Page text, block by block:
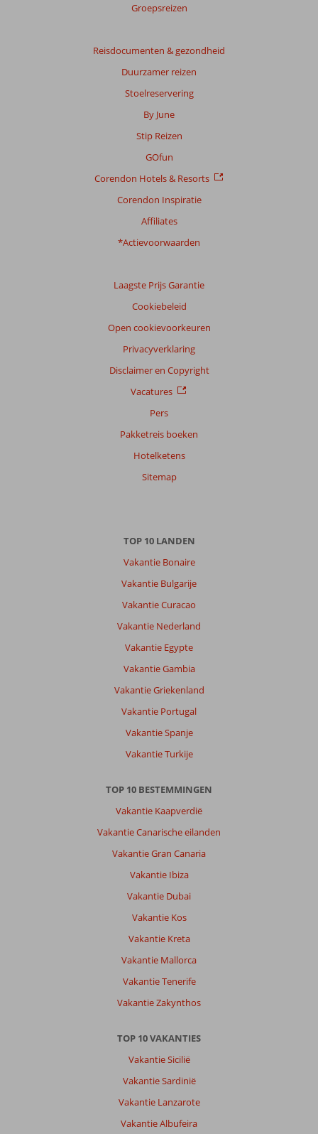
Groepsreizen
Reisdocumenten & gezondheid
Duurzamer reizen
Stoelreservering
By June
Stip Reizen
GOfun
Corendon Hotels & Resorts
Corendon Inspiratie
Affiliates
*Actievoorwaarden
Laagste Prijs Garantie
Cookiebeleid
Open cookievoorkeuren
Privacyverklaring
Disclaimer en Copyright
Vacatures
Pers
Pakketreis boeken
Hotelketens
Sitemap
TOP 10 LANDEN
Vakantie Bonaire
Vakantie Bulgarije
Vakantie Curacao
Vakantie Nederland
Vakantie Egypte
Vakantie Gambia
Vakantie Griekenland
Vakantie Portugal
Vakantie Spanje
Vakantie Turkije
TOP 10 BESTEMMINGEN
Vakantie Kaapverdië
Vakantie Canarische eilanden
Vakantie Gran Canaria
Vakantie Ibiza
Vakantie Dubai
Vakantie Kos
Vakantie Kreta
Vakantie Mallorca
Vakantie Tenerife
Vakantie Zakynthos
TOP 10 VAKANTIES
Vakantie Sicilië
Vakantie Sardinië
Vakantie Lanzarote
Vakantie Albufeira